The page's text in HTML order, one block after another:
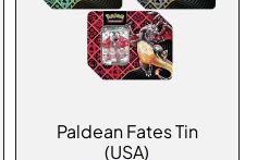
product
Paldean Fates Tin
(USA)